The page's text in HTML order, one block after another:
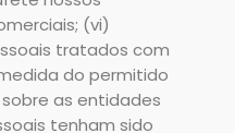
(vi)
tratados com
do permitido
as entidades
tenham sido